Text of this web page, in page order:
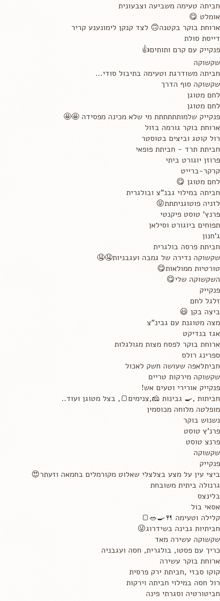
חביתה טעימה משביעה וצבעונית
אומלט 😋
ארוחת בוקר בקטנה🙃 לצד קנקן לימונענע קריר
דייסת סולת
פנקייק עם קרם ותותים👍
שקשוקה
חביתה משודרגת וטעימה בתיבול סודי...
שקשוקה סוף הדרך
לחם מטוגן
לחם מטוגן
פנקייק שלמותתתתתת מי שלא מכינה מפסידה 🤩🤩
ארוחת בוקר גורמה בזול
רול קוטג וביצים בטוסטר
חביתת תרד - חביתת פופאי
פרוזן יוגורט ביתי
קרקר-ברייט
לחם מטוגן 😋
חביתה במילוי גבנ"צ ובולגרית
לזניה פוטוגניתתת😝
פרנץ' טוסט פיקנטי
תפוחים ביוגורט וסילאן
ג'חנון
חביתת פרסה בולגרית
שקשוקה נדירה של גמבה ועגבניות🤤🤤
טורטיות ממולאות😋
השקשוקה שלי😋
פנקייק
זלגל לחם
ביצה בקן 😃
מצה מטוגנת עם גבינ"צ
אגז בנדיקט
ארוחת בוקר לפסח מצות מגולגלות
ספרינג רולס
חביתלאפה שעושה חשק לאכול
שקשוקה מירקות טריים
פנקייק אורירי וטעים אש!
חביתות ,🍳 גבינות 🧀,צנימים🍞, בצל מטוגן ועוד..
מופלטה מלוחה מכוסמין
נשנוש בוקר
פרנ'ץ טוסט
פרנצ טוסט
שקשוקה
פנקייק
ביצי עין על מצע בצלצלי שאלוט מקורמלים בחמאה וזעתר😍
גרנולה ביתית משובחת
בלינצס
אסאי בול
קלילה וטעימה 🍴🍳🥗🍞
חביתיות גבינה בשידרוג😜
שקשוקה עשירה מאד
כריך עם פסטו, בולגרית, חסה ועגבניה
ארוחת בוקר עשירה
קוקו סבזי ,חביתת ירק פרסית
רול חסה במילוי חביתה וירקות
חביטורטיה וסגרתי פינה